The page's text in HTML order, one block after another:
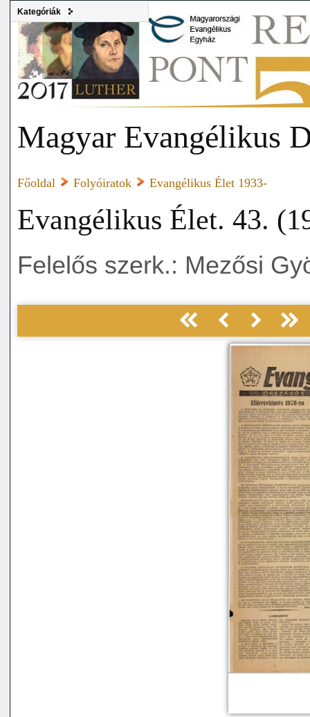
Kategóriák
Magyar Evangélikus
Főoldal Folyóiratok Evangélikus Élet 1933-
Evangélikus Élet. 43.
Felelős szerk.: Mezősi